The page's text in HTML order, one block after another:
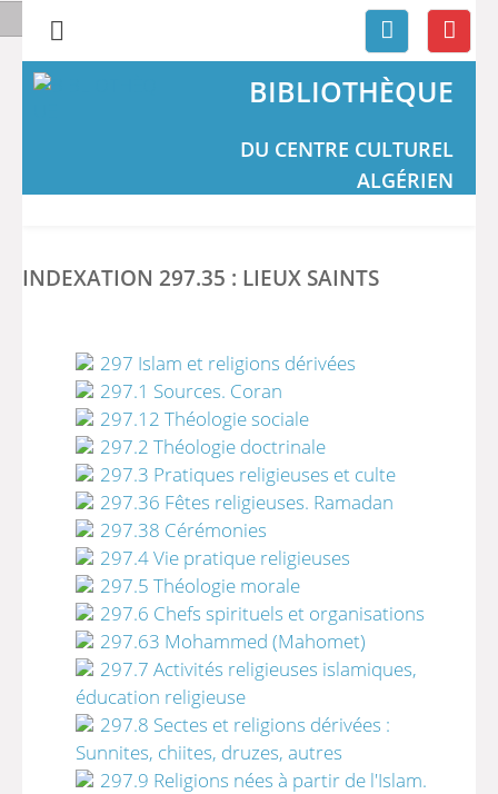
BIBLIOTHÈQUE
DU CENTRE CULTUREL
ALGÉRIEN
INDEXATION 297.35 : LIEUX SAINTS
297 Islam et religions dérivées
297.1 Sources. Coran
297.12 Théologie sociale
297.2 Théologie doctrinale
297.3 Pratiques religieuses et culte
297.36 Fêtes religieuses. Ramadan
297.38 Cérémonies
297.4 Vie pratique religieuses
297.5 Théologie morale
297.6 Chefs spirituels et organisations
297.63 Mohammed (Mahomet)
297.7 Activités religieuses islamiques,
éducation religieuse
297.8 Sectes et religions dérivées :
Sunnites, chiites, druzes, autres
297.9 Religions nées à partir de l'Islam.